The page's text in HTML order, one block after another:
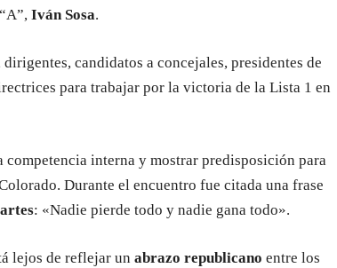
Iván Sosa.
candidatos a concejales, presidentes de
para trabajar por la victoria de la Lista 1 en
competencia interna y mostrar predisposición para
Durante el encuentro fue citada una frase
: «Nadie pierde todo y nadie gana todo».
lejos de reflejar un abrazo republicano entre los